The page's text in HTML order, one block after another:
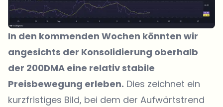
In den kommenden Wochen könnten wir
angesichts der Konsolidierung oberhalb
der 200DMA eine relativ stabile
Preisbewegung erleben. Dies zeichnet ein
kurzfristiges Bild, bei dem der Aufwärtstrend